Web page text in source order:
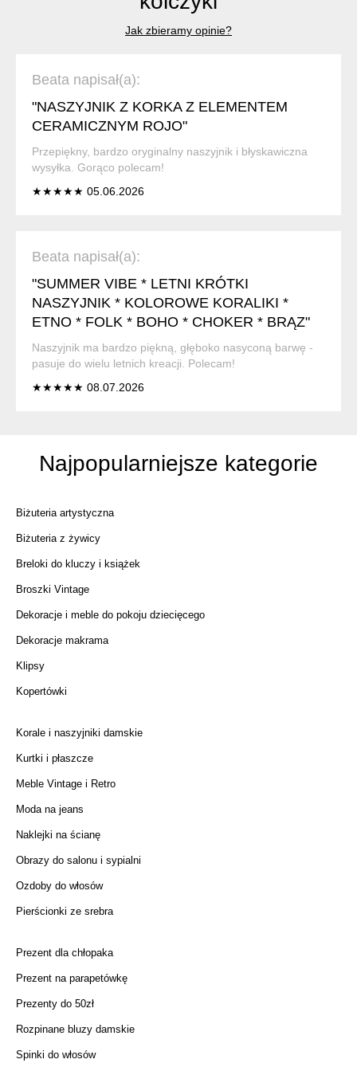
Jak zbieramy opinie?
Beata napisał(a):
"NASZYJNIK Z KORKA Z ELEMENTEM
CERAMICZNYM ROJO"
Przepiękny, bardzo oryginalny naszyjnik i błyskawiczna
wysyłka. Gorąco polecam!
★★★★★ 05.06.2026
Beata napisał(a):
"SUMMER VIBE * LETNI KRÓTKI
NASZYJNIK * KOLOROWE KORALIKI *
ETNO * FOLK * BOHO * CHOKER * BRĄZ"
Naszyjnik ma bardzo piękną, głęboko nasyconą barwę -
pasuje do wielu letnich kreacji. Polecam!
★★★★★ 08.07.2026
Najpopularniejsze kategorie
Biżuteria artystyczna
Biżuteria z żywicy
Breloki do kluczy i książek
Broszki Vintage
Dekoracje i meble do pokoju dziecięcego
Dekoracje makrama
Klipsy
Kopertówki
Korale i naszyjniki damskie
Kurtki i płaszcze
Meble Vintage i Retro
Moda na jeans
Naklejki na ścianę
Obrazy do salonu i sypialni
Ozdoby do włosów
Pierścionki ze srebra
Prezent dla chłopaka
Prezent na parapetówkę
Prezenty do 50zł
Rozpinane bluzy damskie
Spinki do włosów